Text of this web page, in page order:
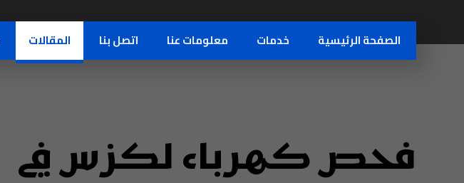
الصفحة الرئيسية خدمات معلومات عنا اتصل بنا المقالات
فحص كهرباء لكزس في